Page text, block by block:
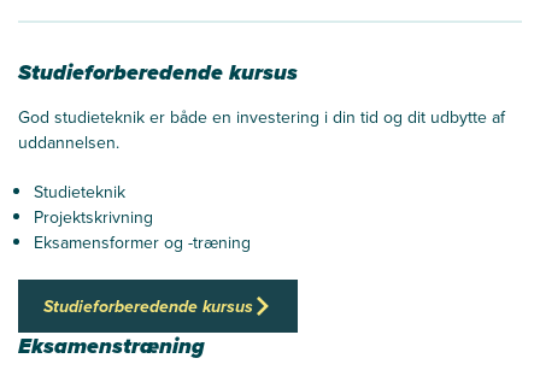
Studieforberedende kursus
God studieteknik er både en investering i din tid og dit udbytte af
uddannelsen.
Studieteknik
Projektskrivning
Eksamensformer og -træning
Studieforberedende kursus
Eksamenstræning